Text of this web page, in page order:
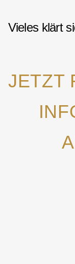
Vieles klärt
JETZT